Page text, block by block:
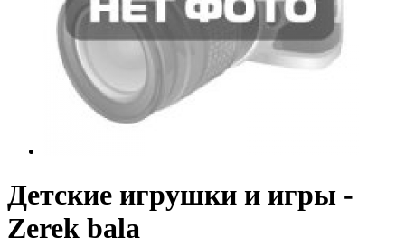
Детские игрушки и игры -
Zerek bala